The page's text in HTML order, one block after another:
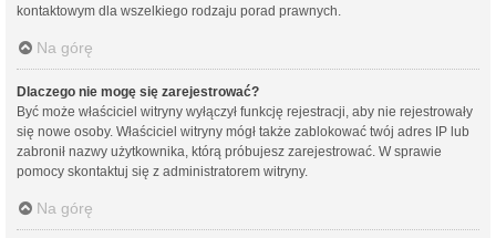
kontaktowym dla wszelkiego rodzaju porad prawnych.
Na górę
Dlaczego nie mogę się zarejestrować?
Być może właściciel witryny wyłączył funkcję rejestracji, aby nie rejestrowały
się nowe osoby. Właściciel witryny mógł także zablokować twój adres IP lub
zabronił nazwy użytkownika, którą próbujesz zarejestrować. W sprawie
pomocy skontaktuj się z administratorem witryny.
Na górę